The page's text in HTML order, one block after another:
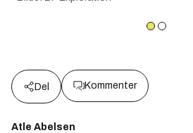
Del Kommenter
Atle Abelsen